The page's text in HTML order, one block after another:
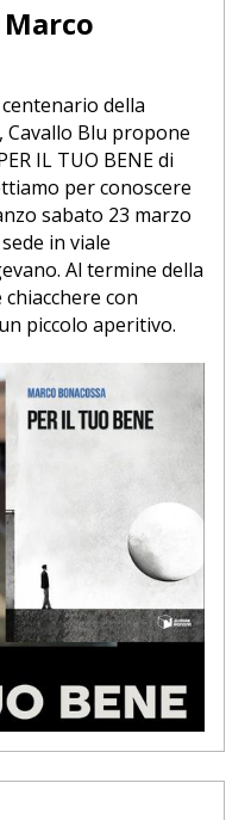
Marco
della
Cavallo Blu propone
IL TUO BENE di
per conoscere
sabato 23 marzo
in viale
Al termine della
con
piccolo aperitivo.